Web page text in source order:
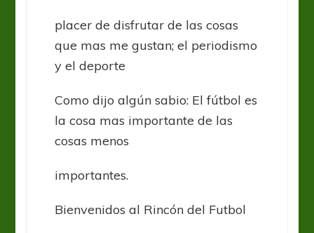
placer de disfrutar de las cosas
que mas me gustan; el periodismo
y el deporte
Como dijo algún sabio: El fútbol es
la cosa mas importante de las
cosas menos
importantes.
Bienvenidos al Rincón del Futbol